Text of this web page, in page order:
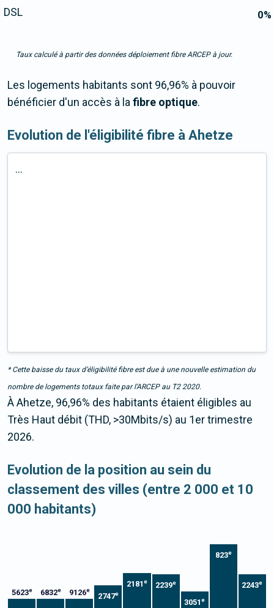
0%
DSL
Taux calculé à partir des données déploiement fibre ARCEP à jour.
Les logements habitants sont 96,96% à pouvoir
bénéficier d'un accès à lafibre optique.
Evolution de l'éligibilité fibre à Ahetze
...
* Cette baisse du taux d’éligibilité fibre est due à une nouvelle estimation du
nombre de logements totaux faite par l’ARCEP au T2 2020.
À Ahetze, 96,96% des habitants étaient éligibles au
Très Haut débit (THD, >30Mbits/s) au 1er trimestre
2026.
Evolution de la position au sein du
classement des villes (entre 2 000 et 10
000 habitants)
5623e 6832e 9126e
2747e
2181 e 2239e
3051e
823e
2243e